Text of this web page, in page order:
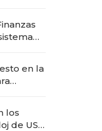
en la
los
de US$